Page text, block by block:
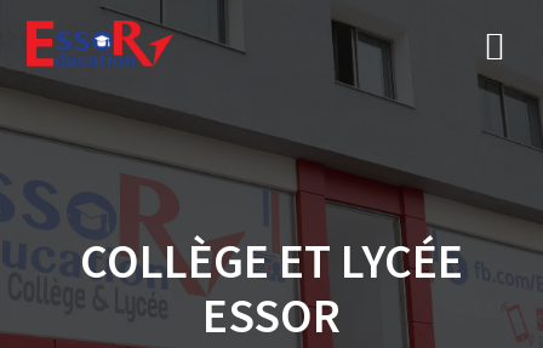
COLLÈGE ET LYCÉE
ESSOR